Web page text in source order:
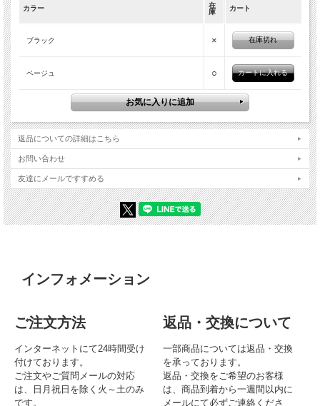
カラー
在
庫
カート
ブラック × 在庫切れ
ベージュ ○
返品についての詳細はこちら
お問い合わせ
友達にメールですすめる
インフォメーション
ご注文方法
インターネットにて24時間受け
付けております。
ご注文やご質問メールの対応
は、日月祝日を除く火～土のみ
です。
返品・交換について
一部商品については返品・交換
を承っております。
返品・交換をご希望のお客様
は、商品到着から一週間以内に
メールにて必ずご連絡くださ